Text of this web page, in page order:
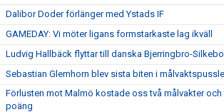
Dalibor Doder förlänger med Ystads IF
GAMEDAY: Vi möter ligans formstarkaste lag ikväll
Ludvig Hallbäck flyttar till danska Bjerringbro-
Sebastian Glemhorn blev sista biten i
Förlusten mot Malmö kostade oss två målvakter och
poäng